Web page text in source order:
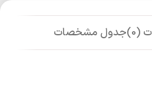
(0) جدول مشخصات